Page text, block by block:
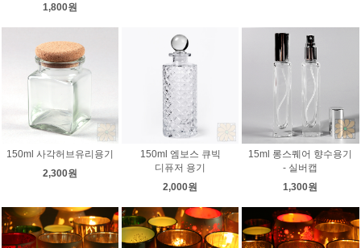
1,800원
150ml 사각허브유리용기
2,300원
150ml 엠보스 큐빅
디퓨저 용기
2,000원
15ml 롱스퀘어 향수용기
- 실버캡
1,300원